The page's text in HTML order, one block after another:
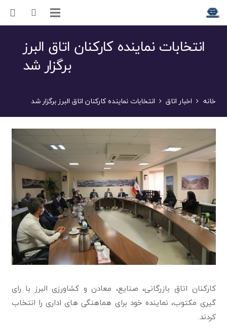
انتخابات نماینده کارکنان اتاق البرز
برگزار شد
خانه اخبار اتاق انتخابات نماینده کارکنان اتاق البرز برگزار شد
کارکنان اتاق بازرگانی، صنایع، معادن و کشاورزی البرز با رای
گیری مکتوب، نماینده خود برای هماهنگی های اداری را انتخاب
کردند.